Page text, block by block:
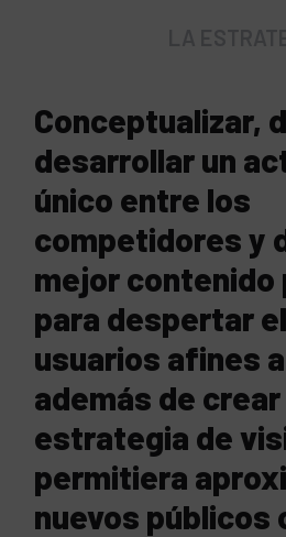
Conceptualizar,
desarrollar un
único entre los
competidores y
mejor contenido
para despertar
usuarios afines
además de crear
estrategia de
permitiera
nuevos públicos